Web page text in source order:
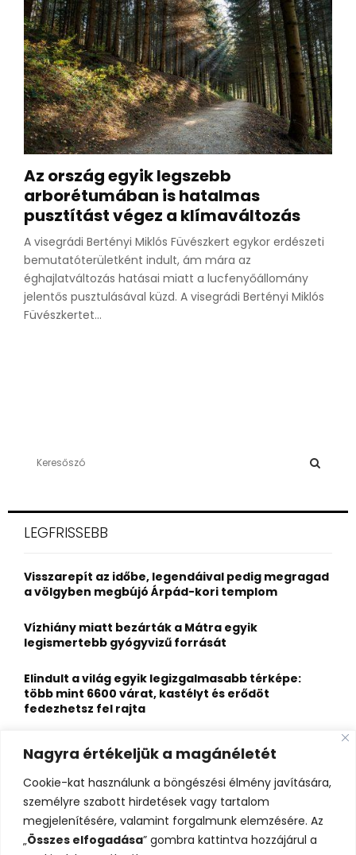
Nagyra értékeljük a magánéletét
Cookie-kat használunk a böngészési élmény javítására,
személyre szabott hirdetések vagy tartalom
megjelenítésére, valamint forgalmunk elemzésére. Az
„Összes elfogadása” gombra kattintva hozzájárul a
Az ország egyik legszebb
arborétumában is hatalmas
pusztítást végez a klímaváltozás
A visegrádi Bertényi Miklós Füvészkert egykor erdészeti
bemutatóterületként indult, ám mára az
éghajlatváltozás hatásai miatt a lucfenyőállomány
jelentős pusztulásával küzd. A visegrádi Bertényi Miklós
Füvészkertet...
h
o
r
LEGFRISSEBB
Visszarepít az időbe, legendáival pedig megragad
a völgyben megbújó Árpád-kori templom
Vízhiány miatt bezárták a Mátra egyik
legismertebb gyógyvizű forrását
Elindult a világ egyik legizgalmasabb térképe:
több mint 6600 várat, kastélyt és erődöt
fedezhetsz fel rajta
Kigyulladt a Szőke Tisza legendás hajóroncsa,
nagy erőkkel vonultak a tűzoltók
Életveszélyes fenyegetést kapott, elmarad Majka
erdélyi koncertje